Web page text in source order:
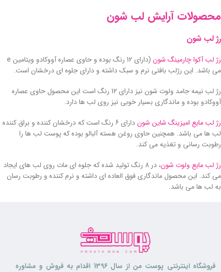
محصولات آرایش لب شون
رژ لب شون
رژ لب آکوا چارمینگ شون
(دارای 12 رنگ بوده و حاوی عصاره آووکادو ویتامین e
می باشد. این رژلب بافتی نرم و سبک داشته و دارای جلوه ای درخشان است.
رژ لب نیمه جامد ولوت شون نیز دارای 12 رنگ است این محصول حاوی عصاره
آووکادو بوده و ماندگاری بسیار خوبی نیز روی لب ها دارد.
رژ لب مایع امیزینگ شاین شون
دارای 6 رنگ است که درخشان کننده و براق کننده
لب ها می باشد. همچنین حاوی روغن هسته آلبالو بوده که پوست لب ها را
رطوبت رسانی و تغذیه می کند.
رژ لب مایع ولوت شون
، در 8 رنگ تولید شده که جلوه ای مات روی لب های ایجاد
می کند. این محصول ماندگاری فوق العاده ای داشته و نرم کننده و رطوبت رسان
به لب ها می باشد.
فروشگاه اینترنتی پوست من از سال 1396 اقدام به فروش و مشاوره